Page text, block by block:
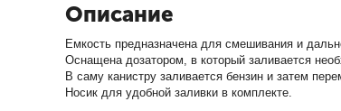
Описание
Емкость предназначена для смешивания и
Оснащена дозатором, в который заливается
В саму канистру заливается бензин и затем
Носик для удобной заливки в комплекте.